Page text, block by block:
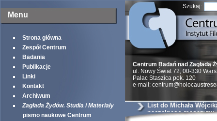
Menu
Strona główna
Zespół Centrum
Badania
Publikacje
Linki
Kontakt
Archiwum
Zagłada Żydów. Studia i Materiały
pismo naukowe Centrum
Szukaj:
Centrum Badań nad Zagładą
ul. Nowy Świat 72, 00-330
Palac Staszica pok. 120
e-mail:
List do Michała
naczelnego magazynu